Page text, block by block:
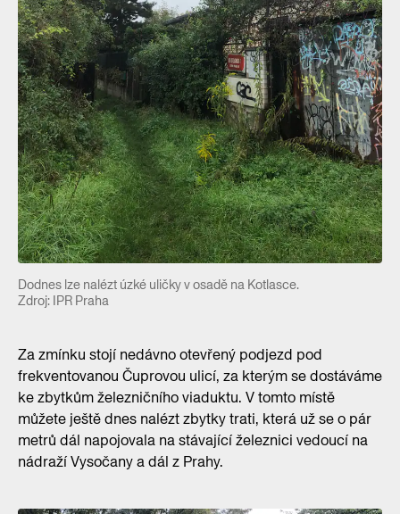
Dodnes lze nalézt úzké uličky v osadě na Kotlasce.
Zdroj: IPR Praha
Za zmínku stojí nedávno otevřený podjezd pod
frekventovanou Čuprovou ulicí, za kterým se dostáváme
ke zbytkům železničního viaduktu. V tomto místě
můžete ještě dnes nalézt zbytky trati, která už se o pár
metrů dál napojovala na stávající železnici vedoucí na
nádraží Vysočany a dál z Prahy.